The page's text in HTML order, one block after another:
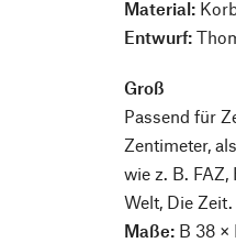
Material:
Entwurf:
Groß
Passend für
Zentimeter,
wie z. B.
Welt, Die Zeit.
Maße: B 38 ×